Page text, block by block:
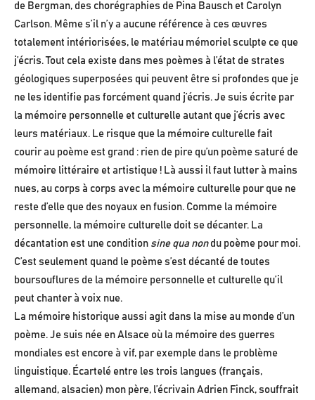
de Bergman, des chorégraphies de Pina Bausch et Carolyn
Carlson. Même s’il n’y a aucune référence à ces œuvres
totalement intériorisées, le matériau mémoriel sculpte ce que
j’écris. Tout cela existe dans mes poèmes à l’état de strates
géologiques superposées qui peuvent être si profondes que je
ne les identifie pas forcément quand j’écris. Je suis écrite par
la mémoire personnelle et culturelle autant que j’écris avec
leurs matériaux. Le risque que la mémoire culturelle fait
courir au poème est grand : rien de pire qu’un poème saturé de
mémoire littéraire et artistique ! Là aussi il faut lutter à mains
nues, au corps à corps avec la mémoire culturelle pour que ne
reste d’elle que des noyaux en fusion. Comme la mémoire
personnelle, la mémoire culturelle doit se décanter. La
décantation est une condition sine qua non du poème pour moi.
C’est seulement quand le poème s’est décanté de toutes
boursouflures de la mémoire personnelle et culturelle qu’il
peut chanter à voix nue.
La mémoire historique aussi agit dans la mise au monde d’un
poème. Je suis née en Alsace où la mémoire des guerres
mondiales est encore à vif, par exemple dans le problème
linguistique. Écartelé entre les trois langues (français,
allemand, alsacien) mon père, l’écrivain Adrien Finck, souffrait